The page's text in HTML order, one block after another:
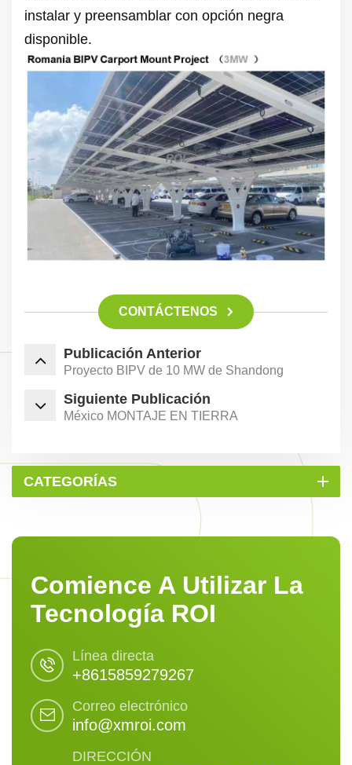
instalar y preensamblar con opción negra
disponible.
CONTÁCTENOS
Publicación Anterior
Proyecto BIPV de 10 MW de Shandong
Siguiente Publicación
México MONTAJE EN TIERRA
CATEGORÍAS
Comience A Utilizar La
Tecnología ROI
Línea directa
+8615859279267
Correo electrónico
info@xmroi.com
DIRECCIÓN